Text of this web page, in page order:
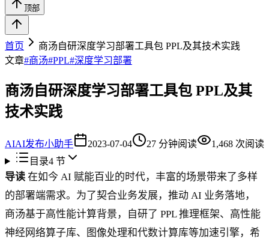
顶部
首页
商汤自研深度学习部署工具包 PPL及其技术实践
文章#商汤#PPL#深度学习部署
商汤自研深度学习部署工具包 PPL及其
技术实践
AIAI发布小助手 2023-07-04 27 分钟阅读 1,468 次阅读
目录4节
导读 在如今 AI 赋能百业的时代，丰富的场景带来了多样
的部署端需求。为了契合业务发展，推动 AI 业务落地，
商汤基于高性能计算背景，自研了 PPL 推理框架、高性能
神经网络算子库、图像处理和代数计算库等加速引擎，希